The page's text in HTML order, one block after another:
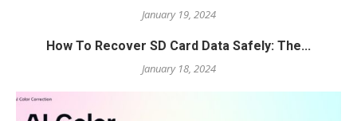
January 19, 2024
How To Recover SD Card Data Safely: The...
January 18, 2024